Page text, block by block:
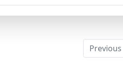
Previous